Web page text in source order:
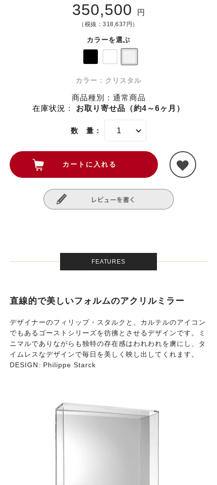
350,500 円
（税抜：318,637円）
カラーを選ぶ
カラー : クリスタル
商品種別：通常商品
在庫状況 ： お取り寄せ品（約4～6ヶ月）
数 量：
FEATURES
直線的で美しいフォルムのアクリルミラー
デザイナーのフィリップ・スタルクと、カルテルのアイコン
でもあるゴーストシリーズを彷彿とさせるデザインです。ミ
ニマルでありながらも独特の存在感はわれわれを虜にし、タ
イムレスなデザインで毎日を美しく映し出してくれます。
DESIGN: Philippe Starck